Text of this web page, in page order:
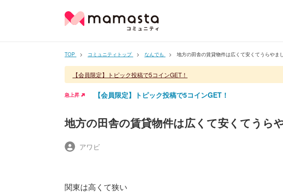
TOP コミュニティトップ なんでも 地方の田舎の賃貸物件は広くて安くてうらやま
【会員限定】トピック投稿で5コインGET！
急上昇 【会員限定】トピック投稿で5コインGET！
地方の田舎の賃貸物件は広くて安くてうら
アワビ
関東は高くて狭い